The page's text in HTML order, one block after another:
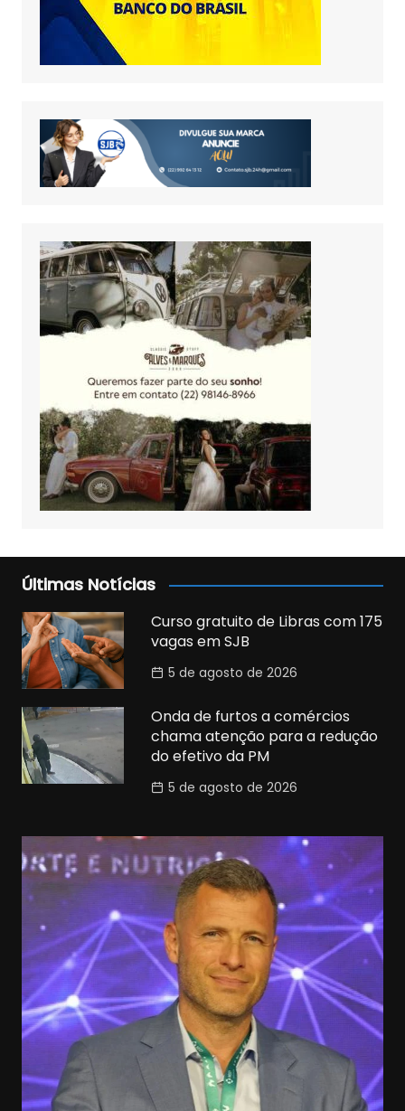
Últimas Notícias
Curso gratuito de Libras com 175
vagas em SJB
5 de agosto de 2026
Onda de furtos a comércios
chama atenção para a redução
do efetivo da PM
5 de agosto de 2026